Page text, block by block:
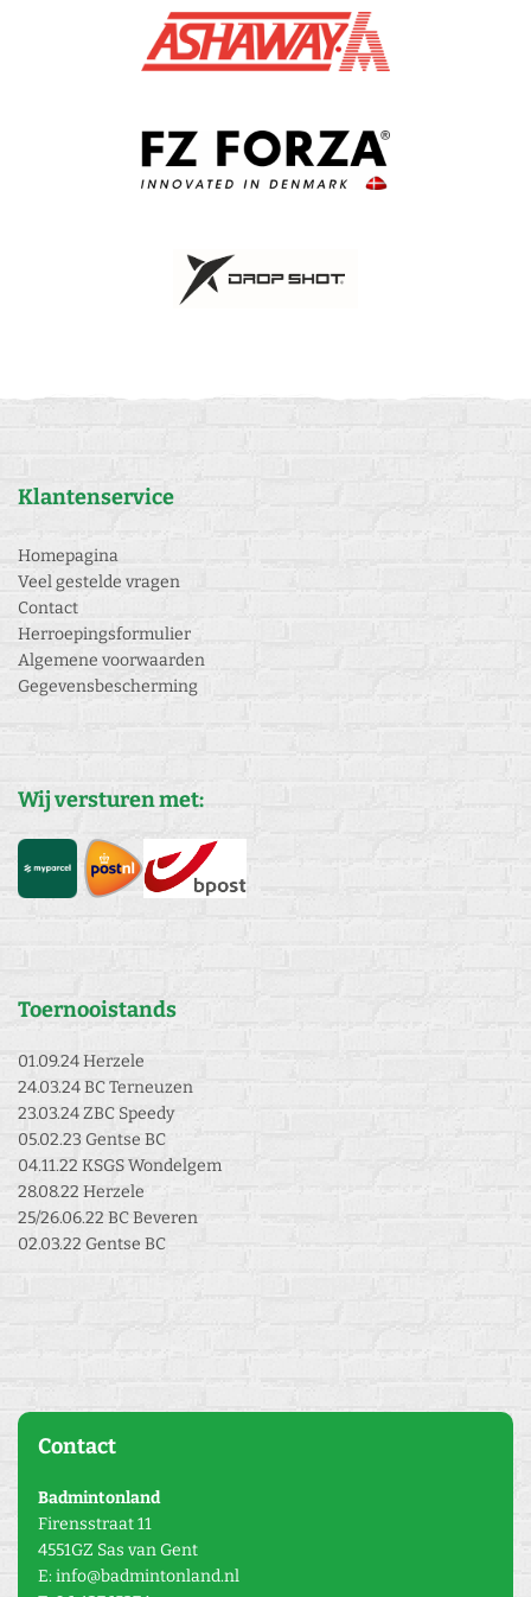
Klantenservice
Homepagina
Veel gestelde vragen
Contact
Herroepingsformulier
Algemene voorwaarden
Gegevensbescherming
Wij versturen met:
Toernooistands
01.09.24 Herzele
24.03.24 BC Terneuzen
23.03.24 ZBC Speedy
05.02.23 Gentse BC
04.11.22 KSGS Wondelgem
28.08.22 Herzele
25/26.06.22 BC Beveren
02.03.22 Gentse BC
Contact
Badmintonland
Firensstraat 11
4551GZ Sas van Gent
E: info@badmintonland.nl